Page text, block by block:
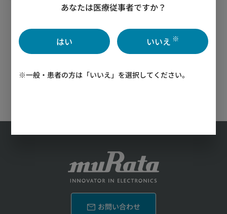
ニューストップに戻る
あなたは医療従事者ですか？
はい いいえ ※
※一般・患者の方は「いいえ」を選択してください。
お問い合わせ